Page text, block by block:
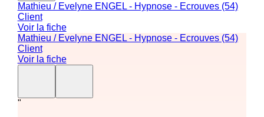
Mathieu / Evelyne ENGEL - Hypnose - Ecrouves (54)
Client
Voir la fiche
Mathieu / Evelyne ENGEL - Hypnose - Ecrouves (54)
Client
Voir la fiche
"